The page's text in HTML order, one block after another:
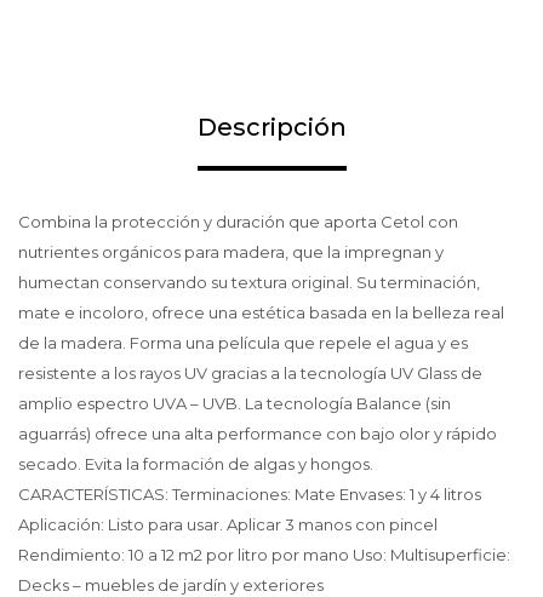
Descripción
Combina la protección y duración que aporta Cetol con
nutrientes orgánicos para madera, que la impregnan y
humectan conservando su textura original. Su terminación,
mate e incoloro, ofrece una estética basada en la belleza real
de la madera. Forma una película que repele el agua y es
resistente a los rayos UV gracias a la tecnología UV Glass de
amplio espectro UVA – UVB. La tecnología Balance (sin
aguarrás) ofrece una alta performance con bajo olor y rápido
secado. Evita la formación de algas y hongos.
CARACTERÍSTICAS: Terminaciones: Mate Envases: 1 y 4 litros
Aplicación: Listo para usar. Aplicar 3 manos con pincel
Rendimiento: 10 a 12 m2 por litro por mano Uso: Multisuperficie:
Decks – muebles de jardín y exteriores